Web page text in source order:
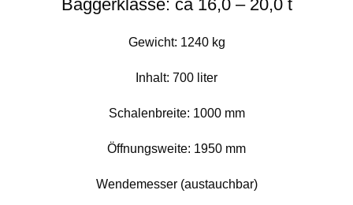
Baggerklasse: ca 16,0 – 20,0 t
Gewicht: 1240 kg
Inhalt: 700 liter
Schalenbreite: 1000 mm
Öffnungsweite: 1950 mm
Wendemesser (austauchbar)